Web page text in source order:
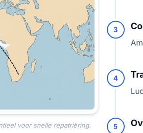
3
4
5
voor snelle repatriëring.